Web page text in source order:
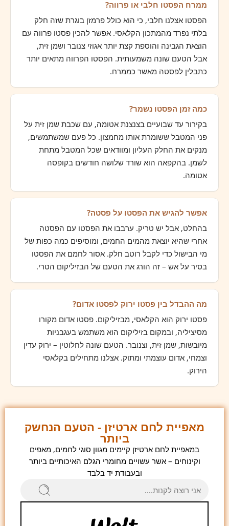
ממרח הפסטו חלבי או פרווה?
הפסטו אצלנו חלבי, כי הוא כולל פרמזן בוגרת שזה חלק
בלתי נפרד מהמתכון הקלאסי. אפשר להכין פסטו פרווה עם
הוצאת הגבינה והוספת קצת יותר אגוזי צנובר ושמן זית,
אבל הטעם שונה משמעותית. הפסטו הפרווה מתאים יותר
כתבלין לפסטה מאשר כממרח.
כמה זמן הפסטו נשמר?
בקירור עד שבועיים בצנצנת אטומה, עם שכבת שמן זית על
פני המטבל ששומרת אותו מחמצון. כל פעם שמשתמשים,
מנקים את החלק העליון ומוודאים שכל המטבל מתחת
לשמן. בהקפאה הוא שורד שלושה חודשים בקופסה
אטומה.
אפשר להגיש את הפסטו על פסטה?
בהחלט, אבל יש טריק. ערבבו את הפסטו עם הפסטה
אחרי שהיא יוצאת מהמים החמים, ומוסיפים כמה כפות של
מי הבישול כדי לקבל רוטב חלק. אסור לחמם את הפסטו
בסיר על אש – זה הורג את הטעם של הבזיליקום הטרי.
מה ההבדל בין פסטו ירוק לפסטו אדום?
פסטו ירוק הוא הקלאסי, מבזיליקום. פסטו אדום מקורו
מסיציליה, ובמקום בזיליקום הוא משתמש בעגבניות
מיובשות, שמן זית, וצנובר. הטעם שונה לחלוטין – ירוק עדין
וצמחי, אדום עוצמתי ומתוק. אצלנו מתחילים בקלאסי
הירוק.
מאפיית לחם ארטיזן - הטעם הנחשק
ביותר
במאפיית לחם ארטיזן קיימים מגוון סוגי לחמים, מאפים
וקינוחים – אשר עשויים מחומרי הגלם האיכותיים ביותר
ובעבודת יד בלבד